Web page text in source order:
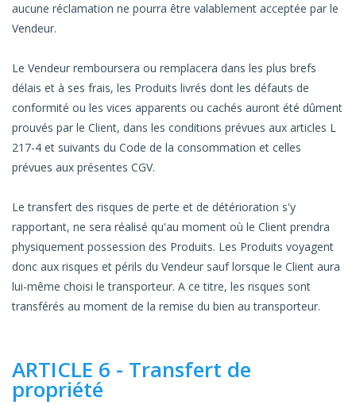
aucune réclamation ne pourra être valablement acceptée par le
Vendeur.
Le Vendeur remboursera ou remplacera dans les plus brefs
délais et à ses frais, les Produits livrés dont les défauts de
conformité ou les vices apparents ou cachés auront été dûment
prouvés par le Client, dans les conditions prévues aux articles L
217-4 et suivants du Code de la consommation et celles
prévues aux présentes CGV.
Le transfert des risques de perte et de détérioration s'y
rapportant, ne sera réalisé qu'au moment où le Client prendra
physiquement possession des Produits. Les Produits voyagent
donc aux risques et périls du Vendeur sauf lorsque le Client aura
lui-même choisi le transporteur. A ce titre, les risques sont
transférés au moment de la remise du bien au transporteur.
ARTICLE 6 - Transfert de
propriété